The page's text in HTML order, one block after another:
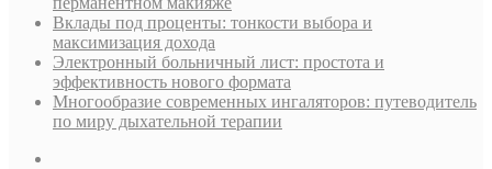
Вклады под проценты: тонкости выбора и
максимизация дохода
Электронный больничный лист: простота и
эффективность нового формата
Многообразие современных ингаляторов: путеводитель
по миру дыхательной терапии